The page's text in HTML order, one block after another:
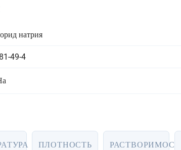
натрия
49-4
ПЛОТНОСТЬ
РАСТВОРИМОСТЬ